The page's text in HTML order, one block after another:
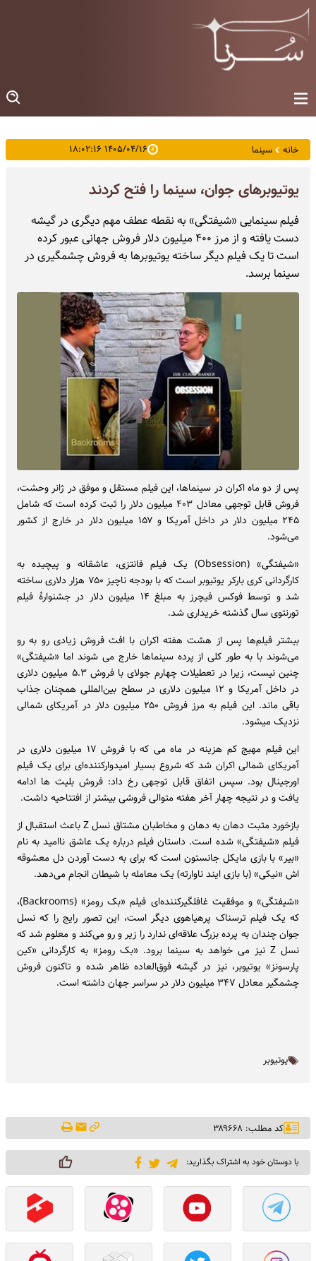
خانه سینما ۱۴۰۵/۰۴/۱۶ ۱۸:۰۲:۱۶
یوتیوبرهای جوان، سینما را فتح کردند
فیلم سینمایی «شیفتگی» به نقطه عطف مهم دیگری در گیشه
دست یافته و از مرز ۴۰۰ میلیون دلار فروش جهانی عبور کرده
است تا یک فیلم دیگر ساخته یوتیوبرها به فروش چشمگیری در
سینما برسد.
پس از دو ماه اکران در سینماها، این فیلم مستقل و موفق در ژانر وحشت،
فروش قابل توجهی معادل ۴۰۳ میلیون دلار را ثبت کرده است که شامل
۲۴۵ میلیون دلار در داخل آمریکا و ۱۵۷ میلیون دلار در خارج از کشور
می‌شود.
«شیفتگی» (Obsession) یک فیلم فانتزی، عاشقانه و پیچیده به
کارگردانی کری بارکر یوتیوبر است که با بودجه ناچیز ۷۵۰ هزار دلاری ساخته
شد و توسط فوکس فیچرز به مبلغ ۱۴ میلیون دلار در جشنوارهٔ فیلم
تورنتوی سال گذشته خریداری شد.
بیشتر فیلم‌ها پس از هشت هفته اکران با افت فروش زیادی رو به رو
می‌شوند با به طور کلی از پرده سینماها خارج می شوند اما «شیفتگی»
چنین نیست، زیرا در تعطیلات چهارم جولای با فروش ۵.۳ میلیون دلاری
در داخل آمریکا و ۱۲ میلیون دلاری در سطح بین‌المللی همچنان جذاب
باقی ماند. این فیلم به مرز فروش ۲۵۰ میلیون دلار در آمریکای شمالی
نزدیک میشود.
این فیلم مهیج کم هزینه در ماه می که با فروش ۱۷ میلیون دلاری در
آمریکای شمالی اکران شد که شروع بسیار امیدوارکننده‌ای برای یک فیلم
اورجینال بود. سپس اتفاق قابل توجهی رخ داد: فروش بلیت ها ادامه
یافت و در نتیجه چهار آخر هفته متوالی فروشی بیشتر از افتتاحیه داشت.
بازخورد مثبت دهان به دهان و مخاطبان مشتاق نسل Z باعث استقبال از
فیلم «شیفتگی» شده است. داستان فیلم درباره یک عاشق ناامید به نام
«بیر» با بازی مایکل جانستون است که برای به دست آوردن دل معشوقه
اش «نیکی» (با بازی ایند ناوارته) یک معامله با شیطان انجام می‌دهد.
«شیفتگی» و موفقیت غافلگیرکننده‌ای فیلم «بک رومز» (Backrooms)،
که یک فیلم ترسناک پرهیاهوی دیگر است، این تصور رایج را که نسل
جوان چندان به پرده بزرگ علاقه‌ای ندارد را زیر و رو می‌کند و معلوم شد که
نسل Z نیز می خواهد به سینما برود. «بک رومز» به کارگردانی «کین
پارسونز» یوتیوبر، نیز در گیشه فوق‌العاده ظاهر شده و تاکنون فروش
چشمگیر معادل ۳۴۷ میلیون دلار در سراسر جهان داشته است.
یوتیوبر
کد مطلب: ۳۸۹۶۶۸
با دوستان خود به اشتراک بگذارید: